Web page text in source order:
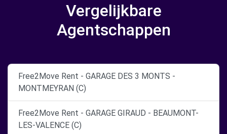
Vergelijkbare
Agentschappen
Free2Move Rent - GARAGE DES 3 MONTS -
MONTMEYRAN (C)
Free2Move Rent - GARAGE GIRAUD - BEAUMONT-
LES-VALENCE (C)